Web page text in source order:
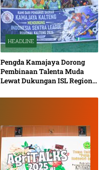
HEADLINE
Pengda Kamajaya Dorong
Pembinaan Talenta Muda
Lewat Dukungan ISL Regional